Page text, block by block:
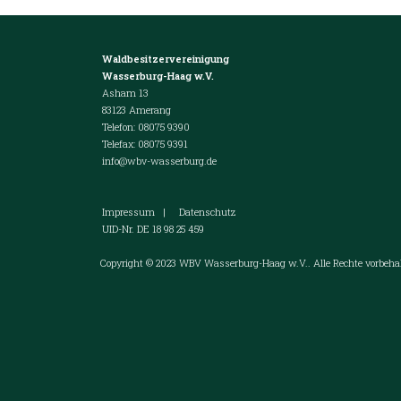
Waldbesitzervereinigung
Wasserburg-Haag w.V.
Asham 13
83123 Amerang
Telefon: 08075 9390
Telefax: 08075 9391
info@wbv-wasserburg.de
Impressum | Datenschutz
UID-Nr. DE 18 98 25 459
Copyright © 2023 WBV Wasserburg-Haag w.V.. Alle Rechte